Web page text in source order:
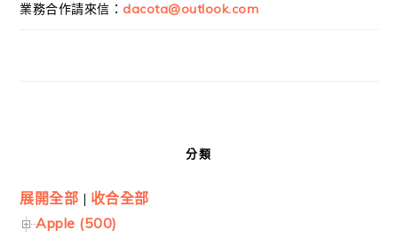
業務合作請來信： dacota@outlook.com
分類
展開全部 | 收合全部
Apple (500)